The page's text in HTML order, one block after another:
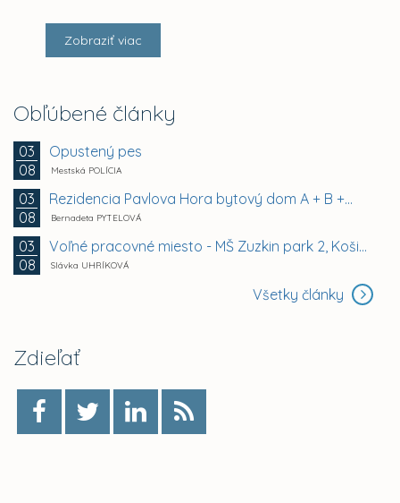
Zobraziť viac
Obľúbené články
03
08
Opustený pes
Mestská POLÍCIA
03
08
Rezidencia Pavlova Hora bytový dom A + B +...
Bernadeta PYTELOVÁ
03
08
Voľné pracovné miesto - MŠ Zuzkin park 2, Košice -...
Slávka UHRÍKOVÁ
Všetky články
Zdieľať